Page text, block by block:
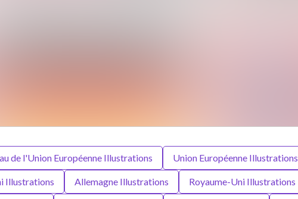
de l'Union Européenne Illustrations Union Européenne Illustrations
Illustrations Allemagne Illustrations Royaume-Uni Illustrations